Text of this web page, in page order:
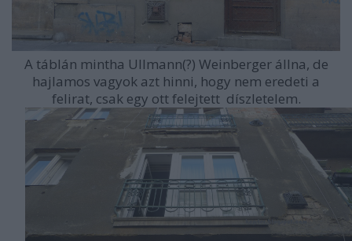
A táblán mintha Ullmann(?) Weinberger állna, de
hajlamos vagyok azt hinni, hogy nem eredeti a
felirat, csak egy ott felejtett díszletelem.